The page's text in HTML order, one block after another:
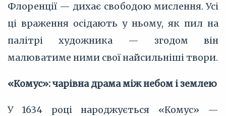
Флоренції — дихає свободою мислення. Усі
ці враження осідають у ньому, як пил на
палітрі художника — згодом він
малюватиме ними свої найсильніші твори.
«Комус»: чарівна драма між небом і землею
У 1634 році народжується «Комус» —